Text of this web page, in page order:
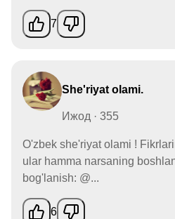
7
She'riyat olami.
Ижод · 355
O'zbek she'riyat olami !
ular hamma narsaning
bog'lanish: @...
6